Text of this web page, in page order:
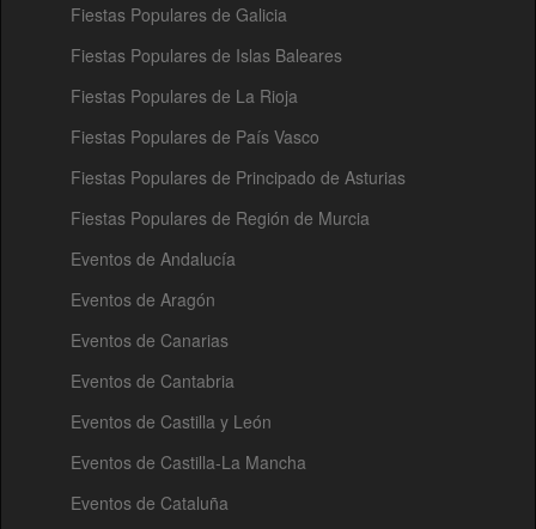
Fiestas Populares de Galicia
Fiestas Populares de Islas Baleares
Fiestas Populares de La Rioja
Fiestas Populares de País Vasco
Fiestas Populares de Principado de Asturias
Fiestas Populares de Región de Murcia
Eventos de Andalucía
Eventos de Aragón
Eventos de Canarias
Eventos de Cantabria
Eventos de Castilla y León
Eventos de Castilla-La Mancha
Eventos de Cataluña